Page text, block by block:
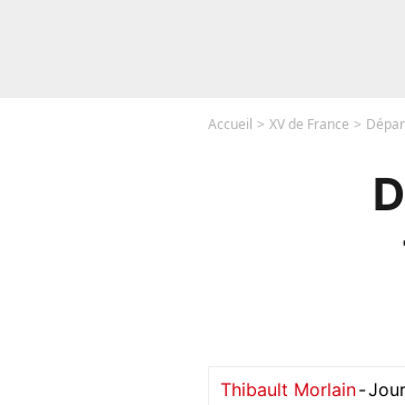
Accueil XV de France
Thibault Morlain-